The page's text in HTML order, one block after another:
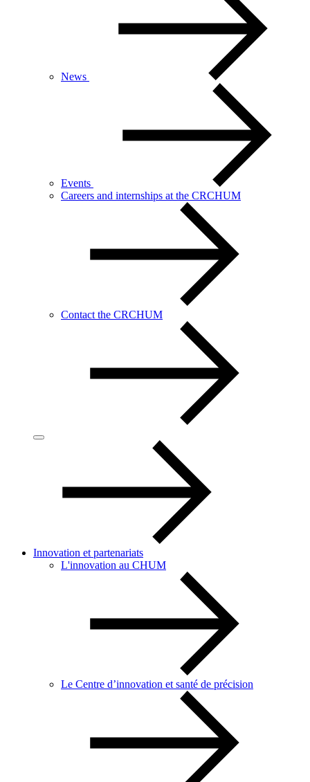
News
Events
Careers and internships at the CRCHUM
Contact the CRCHUM
Innovation et partenariats
L'innovation au CHUM
Le Centre d’innovation et santé de précision